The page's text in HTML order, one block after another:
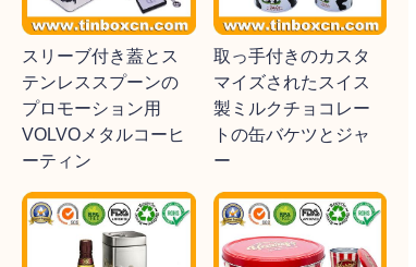
スリーブ付き蓋とス
テンレススプーンの
プロモーション用
VOLVOメタルコーヒ
ーティン
取っ手付きのカスタ
マイズされたスイス
製ミルクチョコレー
トの缶バケツとジャ
ー